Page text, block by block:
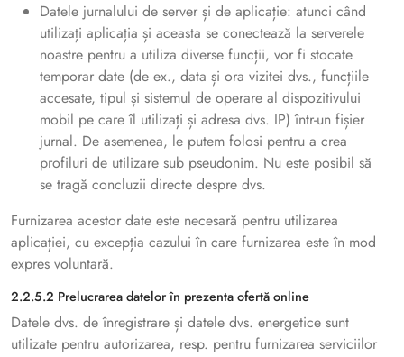
Datele jurnalului de server și de aplicație: atunci când
utilizați aplicația și aceasta se conectează la serverele
noastre pentru a utiliza diverse funcții, vor fi stocate
temporar date (de ex., data și ora vizitei dvs., funcțiile
accesate, tipul și sistemul de operare al dispozitivului
mobil pe care îl utilizați și adresa dvs. IP) într-un fișier
jurnal. De asemenea, le putem folosi pentru a crea
profiluri de utilizare sub pseudonim. Nu este posibil să
se tragă concluzii directe despre dvs.
Furnizarea acestor date este necesară pentru utilizarea
aplicației, cu excepția cazului în care furnizarea este în mod
expres voluntară.
2.2.5.2 Prelucrarea datelor în prezenta ofertă online
Datele dvs. de înregistrare și datele dvs. energetice sunt
utilizate pentru autorizarea, resp. pentru furnizarea serviciilor